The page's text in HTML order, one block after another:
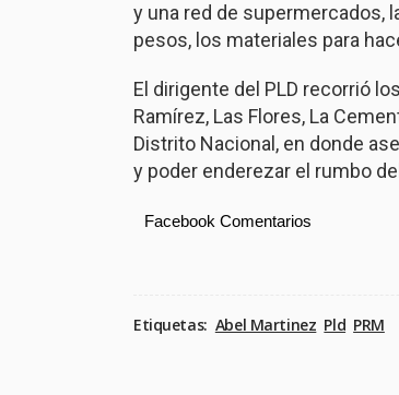
y una red de supermercados,
pesos, los materiales para
El dirigente del PLD recorrió
Ramírez, Las Flores, La
Distrito Nacional, en donde
y poder enderezar el rumbo
Facebook Comentarios
Etiquetas: Abel Martinez Pld PRM